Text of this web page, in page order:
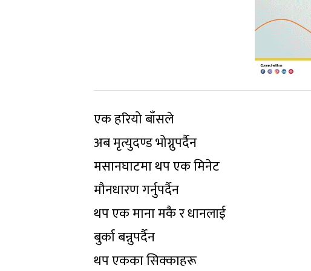
एक हरियो बाँसले
अब मृत्युदण्ड भोग्नुपर्दैन
मसानघाटमा थप एक मिनेट
मौनधारण गर्नुपर्दैन
थप एक माना मकै र धानलाई
बुर्का बन्नुपर्दैन
थप एकका सिक्काहरू